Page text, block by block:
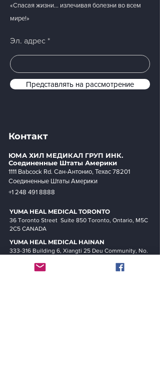
«Спасая жизни… излечивая болезни во всем
мире!»
Эл. адрес
Представлять на рассмотрение
Контакт
ЮМА ХИЛ МЕДИКАЛ ГРУП ИНК.
Соединенные Штаты Америки
1111 Babcock Rd. Сан-Антонио, Техас 78201
Соединенные Штаты Америки
+1 248 491 8888
YUMA HEAL MEDICALTORONTO
36 Toronto Street Suite 850 Toronto, Ontario, M5C
2C5 CANADA
YUMA HEAL MEDICAL HAINAN
333-316 Building 6, Xiangti 25 Deu Community, No.
e, China (PRC)